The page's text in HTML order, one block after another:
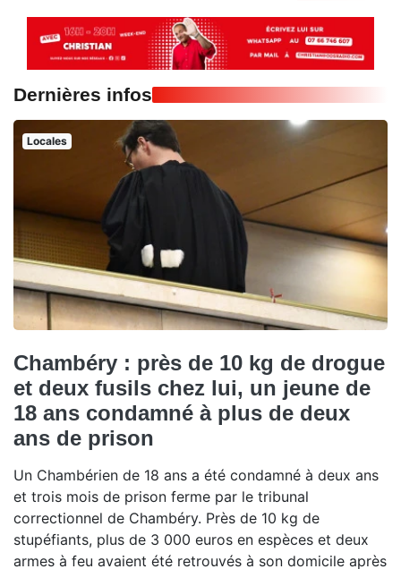
Dernières infos
Locales
Chambéry : près de 10 kg de drogue
et deux fusils chez lui, un jeune de
18 ans condamné à plus de deux
ans de prison
Un Chambérien de 18 ans a été condamné à deux ans
et trois mois de prison ferme par le tribunal
correctionnel de Chambéry. Près de 10 kg de
stupéfiants, plus de 3 000 euros en espèces et deux
armes à feu avaient été retrouvés à son domicile après